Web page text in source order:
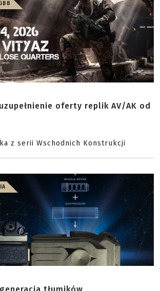
oferty replik AV/AK od
z serii Wschodnich Konstrukcji